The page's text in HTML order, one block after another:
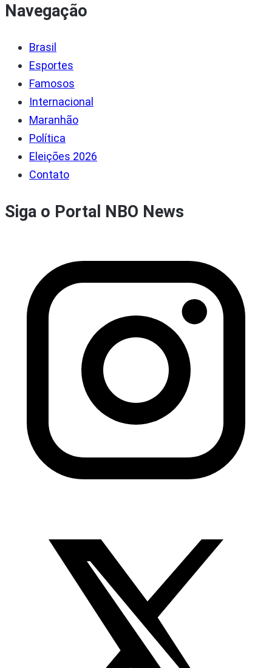
Navegação
Brasil
Esportes
Famosos
Internacional
Maranhão
Política
Eleições 2026
Contato
Siga o Portal NBO News